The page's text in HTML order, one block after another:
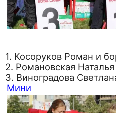
1. Косоруков Роман и
2. Романовская
3. Виноградова
Мини